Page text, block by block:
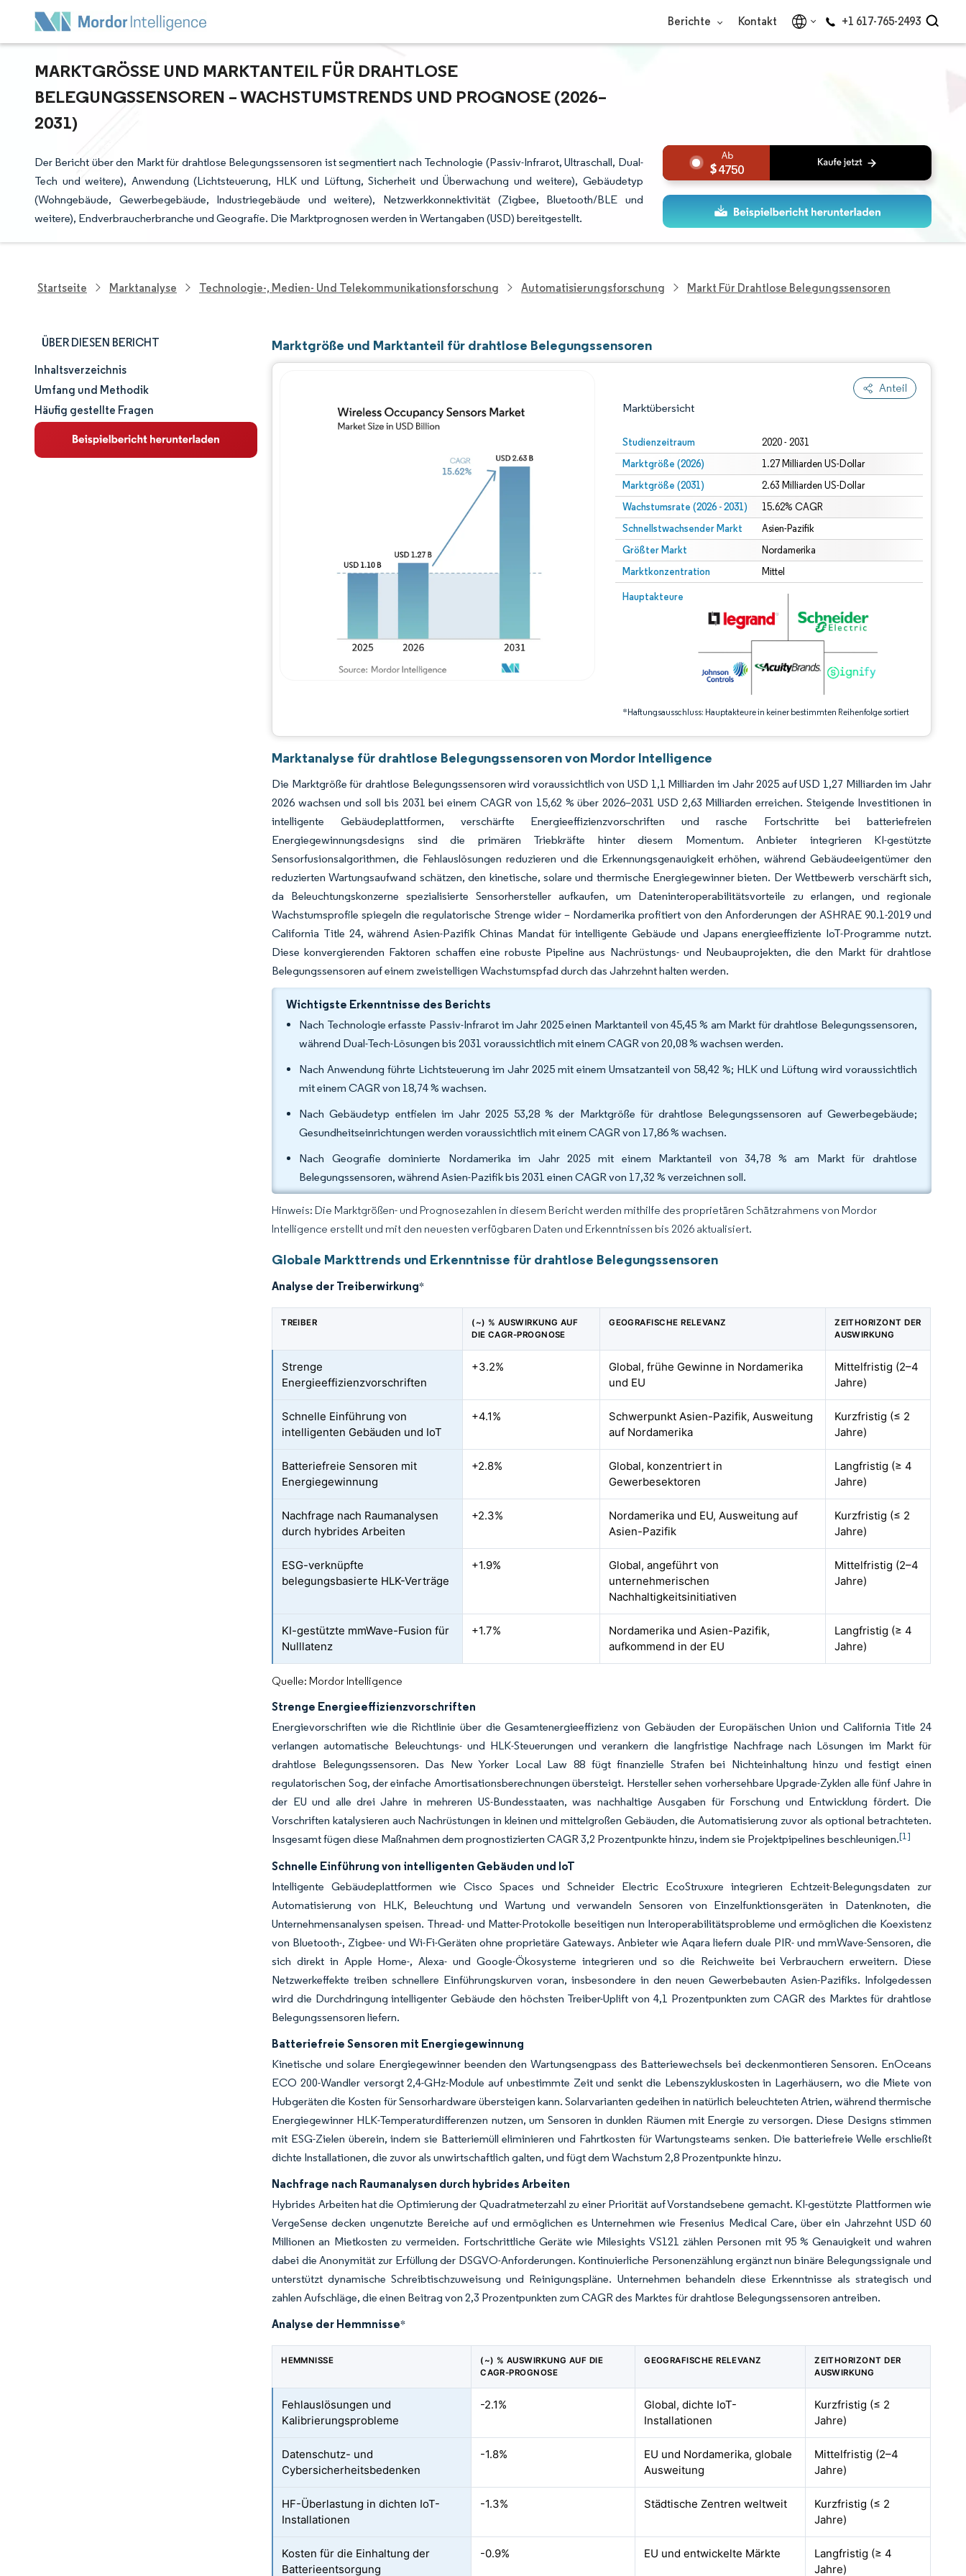
Berichte Kontakt +1 617-765-2493
MARKTGRÖSSE UND MARKTANTEIL FÜR DRAHTLOSE B
ELEGUNGSSENSOREN – WACHSTUMSTRENDS UND PROGNOSE (2026–2
031)
Der Bericht über den Markt für drahtlose Belegungssensoren ist segmentiert nach Technologie (Passiv-Infrarot, Ultraschall, Dual-
Tech und weitere), Anwendung (Lichtsteuerung, HLK und Lüftung, Sicherheit und Überwachung und weitere), Gebäudetyp
(Wohngebäude, Gewerbegebäude, Industriegebäude und weitere), Netzwerkkonnektivität (Zigbee, Bluetooth/BLE und
weitere), Endverbraucherbranche und Geografie. Die Marktprognosen werden in Wertangaben (USD) bereitgestellt.
4750
Startseite Marktanalyse Technologie-, Medien- Und Telekommunikationsforschung Automatisierungsforschung Markt Für Drahtlose Belegungssensoren
ÜBER DIESEN BERICHT
Marktgröße und -anteil
Marktanalyse
Trends und Einblicke
Inhaltsverzeichnis
Umfang und Methodik
Häufig gestellte Fragen
Marktgröße und Marktanteil für drahtlose Belegungssensoren
Anteil
Marktübersicht
Studienzeitraum 2020 - 2031
Marktgröße (2026) 1.27 Milliarden US-Dollar
Marktgröße (2031) 2.63 Milliarden US-Dollar
Wachstumsrate (2026 - 2031) 15.62% CAGR
Schnellstwachsender Markt Asien-Pazifik
Größter Markt Nordamerika
Marktkonzentration Mittel
Hauptakteure
*Haftungsausschluss: Hauptakteure in keiner bestimmten Reihenfolge sortiert
Bild © Mordor Intelligence. Wiederverwendung erfordert Namensnennung gemäß CC BY 4.0.
Bild © Mordor Intelligence. Wiederverwendung erfordert Namensnennung gemäß CC BY 4.0.
Marktanalyse für drahtlose Belegungssensoren von Mordor Intelligence
Die Marktgröße für drahtlose Belegungssensoren wird voraussichtlich von USD 1,1 Milliarden im Jahr 2025 auf USD 1,27 Milliarden im Jahr
2026 wachsen und soll bis 2031 bei einem CAGR von 15,62 % über 2026–2031 USD 2,63 Milliarden erreichen. Steigende Investitionen in
intelligente Gebäudeplattformen, verschärfte Energieeffizienzvorschriften und rasche Fortschritte bei batteriefreien
Energiegewinnungsdesigns sind die primären Triebkräfte hinter diesem Momentum. Anbieter integrieren KI-gestützte
Sensorfusionsalgorithmen, die Fehlauslösungen reduzieren und die Erkennungsgenauigkeit erhöhen, während Gebäudeeigentümer den
reduzierten Wartungsaufwand schätzen, den kinetische, solare und thermische Energiegewinner bieten. Der Wettbewerb verschärft sich,
da Beleuchtungskonzerne spezialisierte Sensorhersteller aufkaufen, um Dateninteroperabilitätsvorteile zu erlangen, und regionale
Wachstumsprofile spiegeln die regulatorische Strenge wider – Nordamerika profitiert von den Anforderungen der ASHRAE 90.1-2019 und
California Title 24, während Asien-Pazifik Chinas Mandat für intelligente Gebäude und Japans energieeffiziente IoT-Programme nutzt.
Diese konvergierenden Faktoren schaffen eine robuste Pipeline aus Nachrüstungs- und Neubauprojekten, die den Markt für drahtlose
Belegungssensoren auf einem zweistelligen Wachstumspfad durch das Jahrzehnt halten werden.
Wichtigste Erkenntnisse des Berichts
Nach Technologie erfasste Passiv-Infrarot im Jahr 2025 einen Marktanteil von 45,45 % am Markt für drahtlose Belegungssensoren,
während Dual-Tech-Lösungen bis 2031 voraussichtlich mit einem CAGR von 20,08 % wachsen werden.
Nach Anwendung führte Lichtsteuerung im Jahr 2025 mit einem Umsatzanteil von 58,42 %; HLK und Lüftung wird voraussichtlich
mit einem CAGR von 18,74 % wachsen.
Nach Gebäudetyp entfielen im Jahr 2025 53,28 % der Marktgröße für drahtlose Belegungssensoren auf Gewerbegebäude;
Gesundheitseinrichtungen werden voraussichtlich mit einem CAGR von 17,86 % wachsen.
Nach Geografie dominierte Nordamerika im Jahr 2025 mit einem Marktanteil von 34,78 % am Markt für drahtlose
Belegungssensoren, während Asien-Pazifik bis 2031 einen CAGR von 17,32 % verzeichnen soll.
Hinweis: Die Marktgrößen- und Prognosezahlen in diesem Bericht werden mithilfe des proprietären Schätzrahmens von Mordor
Intelligence erstellt und mit den neuesten verfügbaren Daten und Erkenntnissen bis 2026 aktualisiert.
Globale Markttrends und Erkenntnisse für drahtlose Belegungssensoren
Analyse der Treiberwirkung*
TREIBER
(~) % AUSWIRKUNG AUF
DIE CAGR-PROGNOSE
GEOGRAFISCHE RELEVANZ
ZEITHORIZONT DER
AUSWIRKUNG
Strenge
Energieeffizienzvorschriften
+3.2%
Global, frühe Gewinne in Nordamerika
und EU
Mittelfristig (2–4
Jahre)
Schnelle Einführung von
intelligenten Gebäuden und IoT
+4.1%
Schwerpunkt Asien-Pazifik, Ausweitung
auf Nordamerika
Kurzfristig (≤ 2
Jahre)
Batteriefreie Sensoren mit
Energiegewinnung
+2.8%
Global, konzentriert in
Gewerbesektoren
Langfristig (≥ 4
Jahre)
Nachfrage nach Raumanalysen
durch hybrides Arbeiten
+2.3%
Nordamerika und EU, Ausweitung auf
Asien-Pazifik
Kurzfristig (≤ 2
Jahre)
ESG-verknüpfte
belegungsbasierte HLK-Verträge
+1.9%
Global, angeführt von
unternehmerischen
Nachhaltigkeitsinitiativen
Mittelfristig (2–4
Jahre)
KI-gestützte mmWave-Fusion für
Nulllatenz
+1.7%
Nordamerika und Asien-Pazifik,
aufkommend in der EU
Langfristig (≥ 4
Jahre)
Quelle: Mordor Intelligence
Strenge Energieeffizienzvorschriften
Energievorschriften wie die Richtlinie über die Gesamtenergieeffizienz von Gebäuden der Europäischen Union und California Title 24
verlangen automatische Beleuchtungs- und HLK-Steuerungen und verankern die langfristige Nachfrage nach Lösungen im Markt für
drahtlose Belegungssensoren. Das New Yorker Local Law 88 fügt finanzielle Strafen bei Nichteinhaltung hinzu und festigt einen
regulatorischen Sog, der einfache Amortisationsberechnungen übersteigt. Hersteller sehen vorhersehbare Upgrade-Zyklen alle fünf Jahre in
der EU und alle drei Jahre in mehreren US-Bundesstaaten, was nachhaltige Ausgaben für Forschung und Entwicklung fördert. Die
Vorschriften katalysieren auch Nachrüstungen in kleinen und mittelgroßen Gebäuden, die Automatisierung zuvor als optional betrachteten.
Insgesamt fügen diese Maßnahmen dem prognostizierten CAGR 3,2 Prozentpunkte hinzu, indem sie Projektpipelines beschleunigen.[1]
Schnelle Einführung von intelligenten Gebäuden und IoT
Intelligente Gebäudeplattformen wie Cisco Spaces und Schneider Electric EcoStruxure integrieren Echtzeit-Belegungsdaten zur
Automatisierung von HLK, Beleuchtung und Wartung und verwandeln Sensoren von Einzelfunktionsgeräten in Datenknoten, die
Unternehmensanalysen speisen. Thread- und Matter-Protokolle beseitigen nun Interoperabilitätsprobleme und ermöglichen die Koexistenz
von Bluetooth-, Zigbee- und Wi-Fi-Geräten ohne proprietäre Gateways. Anbieter wie Aqara liefern duale PIR- und mmWave-Sensoren, die
sich direkt in Apple Home-, Alexa- und Google-Ökosysteme integrieren und so die Reichweite bei Verbrauchern erweitern. Diese
Netzwerkeffekte treiben schnellere Einführungskurven voran, insbesondere in den neuen Gewerbebauten Asien-Pazifiks. Infolgedessen
wird die Durchdringung intelligenter Gebäude den höchsten Treiber-Uplift von 4,1 Prozentpunkten zum CAGR des Marktes für drahtlose
Belegungssensoren liefern.
Batteriefreie Sensoren mit Energiegewinnung
Kinetische und solare Energiegewinner beenden den Wartungsengpass des Batteriewechsels bei deckenmontieren Sensoren. EnOceans
ECO 200-Wandler versorgt 2,4-GHz-Module auf unbestimmte Zeit und senkt die Lebenszykluskosten in Lagerhäusern, wo die Miete von
Hubgeräten die Kosten für Sensorhardware übersteigen kann. Solarvarianten gedeihen in natürlich beleuchteten Atrien, während thermische
Energiegewinner HLK-Temperaturdifferenzen nutzen, um Sensoren in dunklen Räumen mit Energie zu versorgen. Diese Designs stimmen
mit ESG-Zielen überein, indem sie Batteriemüll eliminieren und Fahrtkosten für Wartungsteams senken. Die batteriefreie Welle erschließt
dichte Installationen, die zuvor als unwirtschaftlich galten, und fügt dem Wachstum 2,8 Prozentpunkte hinzu.
Nachfrage nach Raumanalysen durch hybrides Arbeiten
Hybrides Arbeiten hat die Optimierung der Quadratmeterzahl zu einer Priorität auf Vorstandsebene gemacht. KI-gestützte Plattformen wie
VergeSense decken ungenutzte Bereiche auf und ermöglichen es Unternehmen wie Fresenius Medical Care, über ein Jahrzehnt USD 60
Millionen an Mietkosten zu vermeiden. Fortschrittliche Geräte wie Milesights VS121 zählen Personen mit 95 % Genauigkeit und wahren
dabei die Anonymität zur Erfüllung der DSGVO-Anforderungen. Kontinuierliche Personenzählung ergänzt nun binäre Belegungssignale und
unterstützt dynamische Schreibtischzuweisung und Reinigungspläne. Unternehmen behandeln diese Erkenntnisse als strategisch und
zahlen Aufschläge, die einen Beitrag von 2,3 Prozentpunkten zum CAGR des Marktes für drahtlose Belegungssensoren antreiben.
Analyse der Hemmnisse*
HEMMNISSE
(~) % AUSWIRKUNG AUF DIE
CAGR-PROGNOSE
GEOGRAFISCHE RELEVANZ
ZEITHORIZONT DER
AUSWIRKUNG
Fehlauslösungen und
Kalibrierungsprobleme
-2.1%
Global, dichte IoT-
Installationen
Kurzfristig (≤ 2
Jahre)
Datenschutz- und
Cybersicherheitsbedenken
-1.8%
EU und Nordamerika, globale
Ausweitung
Mittelfristig (2–4
Jahre)
HF-Überlastung in dichten IoT-
Installationen
-1.3% Städtische Zentren weltweit
Kurzfristig (≤ 2
Jahre)
Kosten für die Einhaltung der
Batterieentsorgung
-0.9% EU und entwickelte Märkte
Langfristig (≥ 4
Jahre)